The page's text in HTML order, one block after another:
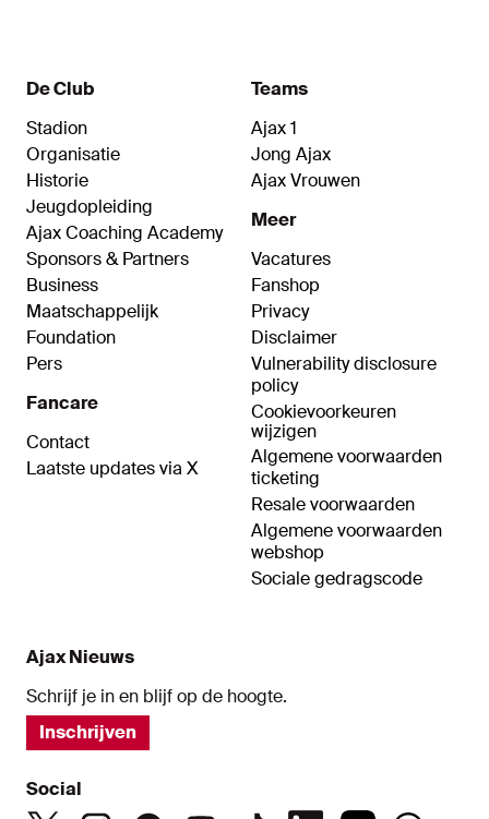
De Club
Stadion
Organisatie
Historie
Jeugdopleiding
Ajax Coaching Academy
Sponsors & Partners
Business
Maatschappelijk
Foundation
Pers
Fancare
Contact
Laatste updates via X
Teams
Ajax 1
Jong Ajax
Ajax Vrouwen
Meer
Vacatures
Fanshop
Privacy
Disclaimer
Vulnerability disclosure
policy
Cookievoorkeuren
wijzigen
Algemene voorwaarden
ticketing
Resale voorwaarden
Algemene voorwaarden
webshop
Sociale gedragscode
Ajax Nieuws
Schrijf je in en blijf op de hoogte.
Inschrijven
Social